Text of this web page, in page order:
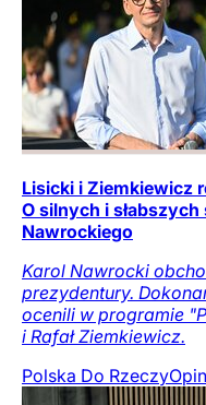
Lisicki i Ziemkiewicz
O silnych i
Nawrockiego
Karol Nawrocki
prezydentury.
ocenili w programie
i Rafał Ziemkiewicz.
Polska Do Rzeczy